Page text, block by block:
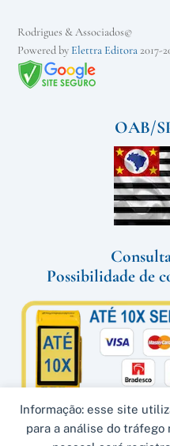
Informação: esse site
para a análise do tráfego
Rodrigues & Associados©
Powered by Elettra Editora2017-
OAB/
Possibilidade de